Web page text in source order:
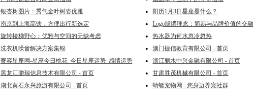
银杏树图片：秀气金叶树姿优雅 阳历1月3日星座是什么？
南京到上海高铁，方便出行新选定 Logo缱绻理念：简易与品牌价值的交融
旋转楼梯野心：优雅与空间的无缺考虑 热水器为何水忽冷忽热
洗衣机噪音解决方案集锦 澳门捷信教育有限公司 - 首页
寄容星座网-星座今日桃花_今日星座运势_感情运势 浙江丽水中兴金融有限公司 - 首页
黑龙江鹏瑞信息技术有限公司 - 首页 甘肃胜茂机械有限公司 - 首页
湖北黄石永兴旅游有限公司 - 首页 蜻蜓宠物网 - 您身边养宠社群